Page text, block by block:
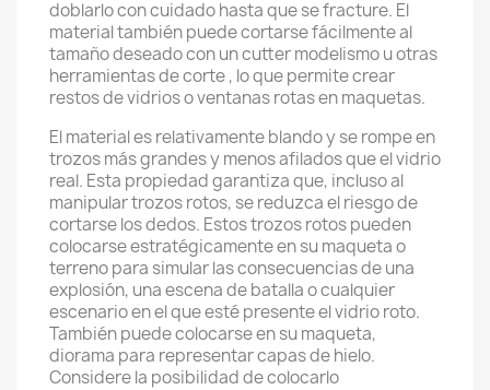
doblarlo con cuidado hasta que se fracture. El
material también puede cortarse fácilmente al
tamaño deseado con un cutter modelismo u otras
herramientas de corte , lo que permite crear
restos de vidrios o ventanas rotas en maquetas.
El material es relativamente blando y se rompe en
trozos más grandes y menos afilados que el vidrio
real. Esta propiedad garantiza que, incluso al
manipular trozos rotos, se reduzca el riesgo de
cortarse los dedos. Estos trozos rotos pueden
colocarse estratégicamente en su maqueta o
terreno para simular las consecuencias de una
explosión, una escena de batalla o cualquier
escenario en el que esté presente el vidrio roto.
También puede colocarse en su maqueta,
diorama para representar capas de hielo.
Considere la posibilidad de colocarlo